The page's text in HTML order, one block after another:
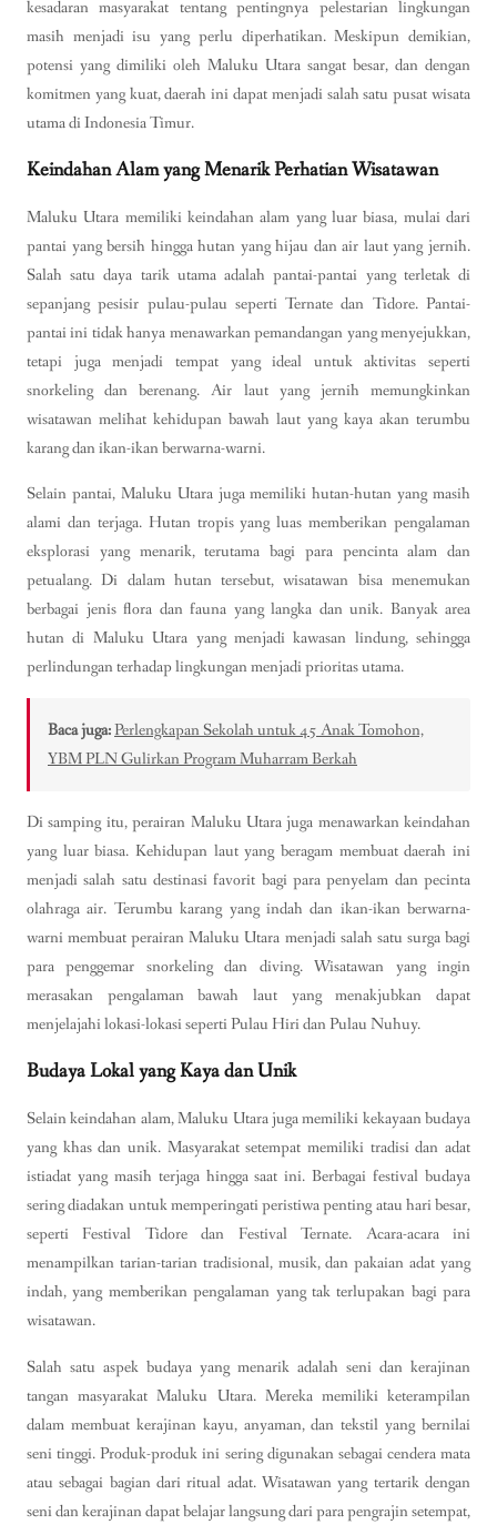
kesadaran masyarakat tentang pentingnya pelestarian lingkungan
masih menjadi isu yang perlu diperhatikan. Meskipun demikian,
potensi yang dimiliki oleh Maluku Utara sangat besar, dan dengan
komitmen yang kuat, daerah ini dapat menjadi salah satu pusat wisata
utama di Indonesia Timur.
Keindahan Alam yang Menarik Perhatian Wisatawan
Maluku Utara memiliki keindahan alam yang luar biasa, mulai dari
pantai yang bersih hingga hutan yang hijau dan air laut yang jernih.
Salah satu daya tarik utama adalah pantai-pantai yang terletak di
sepanjang pesisir pulau-pulau seperti Ternate dan Tidore. Pantai-
pantai ini tidak hanya menawarkan pemandangan yang menyejukkan,
tetapi juga menjadi tempat yang ideal untuk aktivitas seperti
snorkeling dan berenang. Air laut yang jernih memungkinkan
wisatawan melihat kehidupan bawah laut yang kaya akan terumbu
karang dan ikan-ikan berwarna-warni.
Selain pantai, Maluku Utara juga memiliki hutan-hutan yang masih
alami dan terjaga. Hutan tropis yang luas memberikan pengalaman
eksplorasi yang menarik, terutama bagi para pencinta alam dan
petualang. Di dalam hutan tersebut, wisatawan bisa menemukan
berbagai jenis flora dan fauna yang langka dan unik. Banyak area
hutan di Maluku Utara yang menjadi kawasan lindung, sehingga
perlindungan terhadap lingkungan menjadi prioritas utama.
Baca juga:Perlengkapan Sekolah untuk 45 Anak Tomohon,
YBM PLN Gulirkan Program Muharram Berkah
Di samping itu, perairan Maluku Utara juga menawarkan keindahan
yang luar biasa. Kehidupan laut yang beragam membuat daerah ini
menjadi salah satu destinasi favorit bagi para penyelam dan pecinta
olahraga air. Terumbu karang yang indah dan ikan-ikan berwarna-
warni membuat perairan Maluku Utara menjadi salah satu surga bagi
para penggemar snorkeling dan diving. Wisatawan yang ingin
merasakan pengalaman bawah laut yang menakjubkan dapat
menjelajahi lokasi-lokasi seperti Pulau Hiri dan Pulau Nuhuy.
Budaya Lokal yang Kaya dan Unik
Selain keindahan alam, Maluku Utara juga memiliki kekayaan budaya
yang khas dan unik. Masyarakat setempat memiliki tradisi dan adat
istiadat yang masih terjaga hingga saat ini. Berbagai festival budaya
sering diadakan untuk memperingati peristiwa penting atau hari besar,
seperti Festival Tidore dan Festival Ternate. Acara-acara ini
menampilkan tarian-tarian tradisional, musik, dan pakaian adat yang
indah, yang memberikan pengalaman yang tak terlupakan bagi para
wisatawan.
Salah satu aspek budaya yang menarik adalah seni dan kerajinan
tangan masyarakat Maluku Utara. Mereka memiliki keterampilan
dalam membuat kerajinan kayu, anyaman, dan tekstil yang bernilai
seni tinggi. Produk-produk ini sering digunakan sebagai cendera mata
atau sebagai bagian dari ritual adat. Wisatawan yang tertarik dengan
seni dan kerajinan dapat belajar langsung dari para pengrajin setempat,